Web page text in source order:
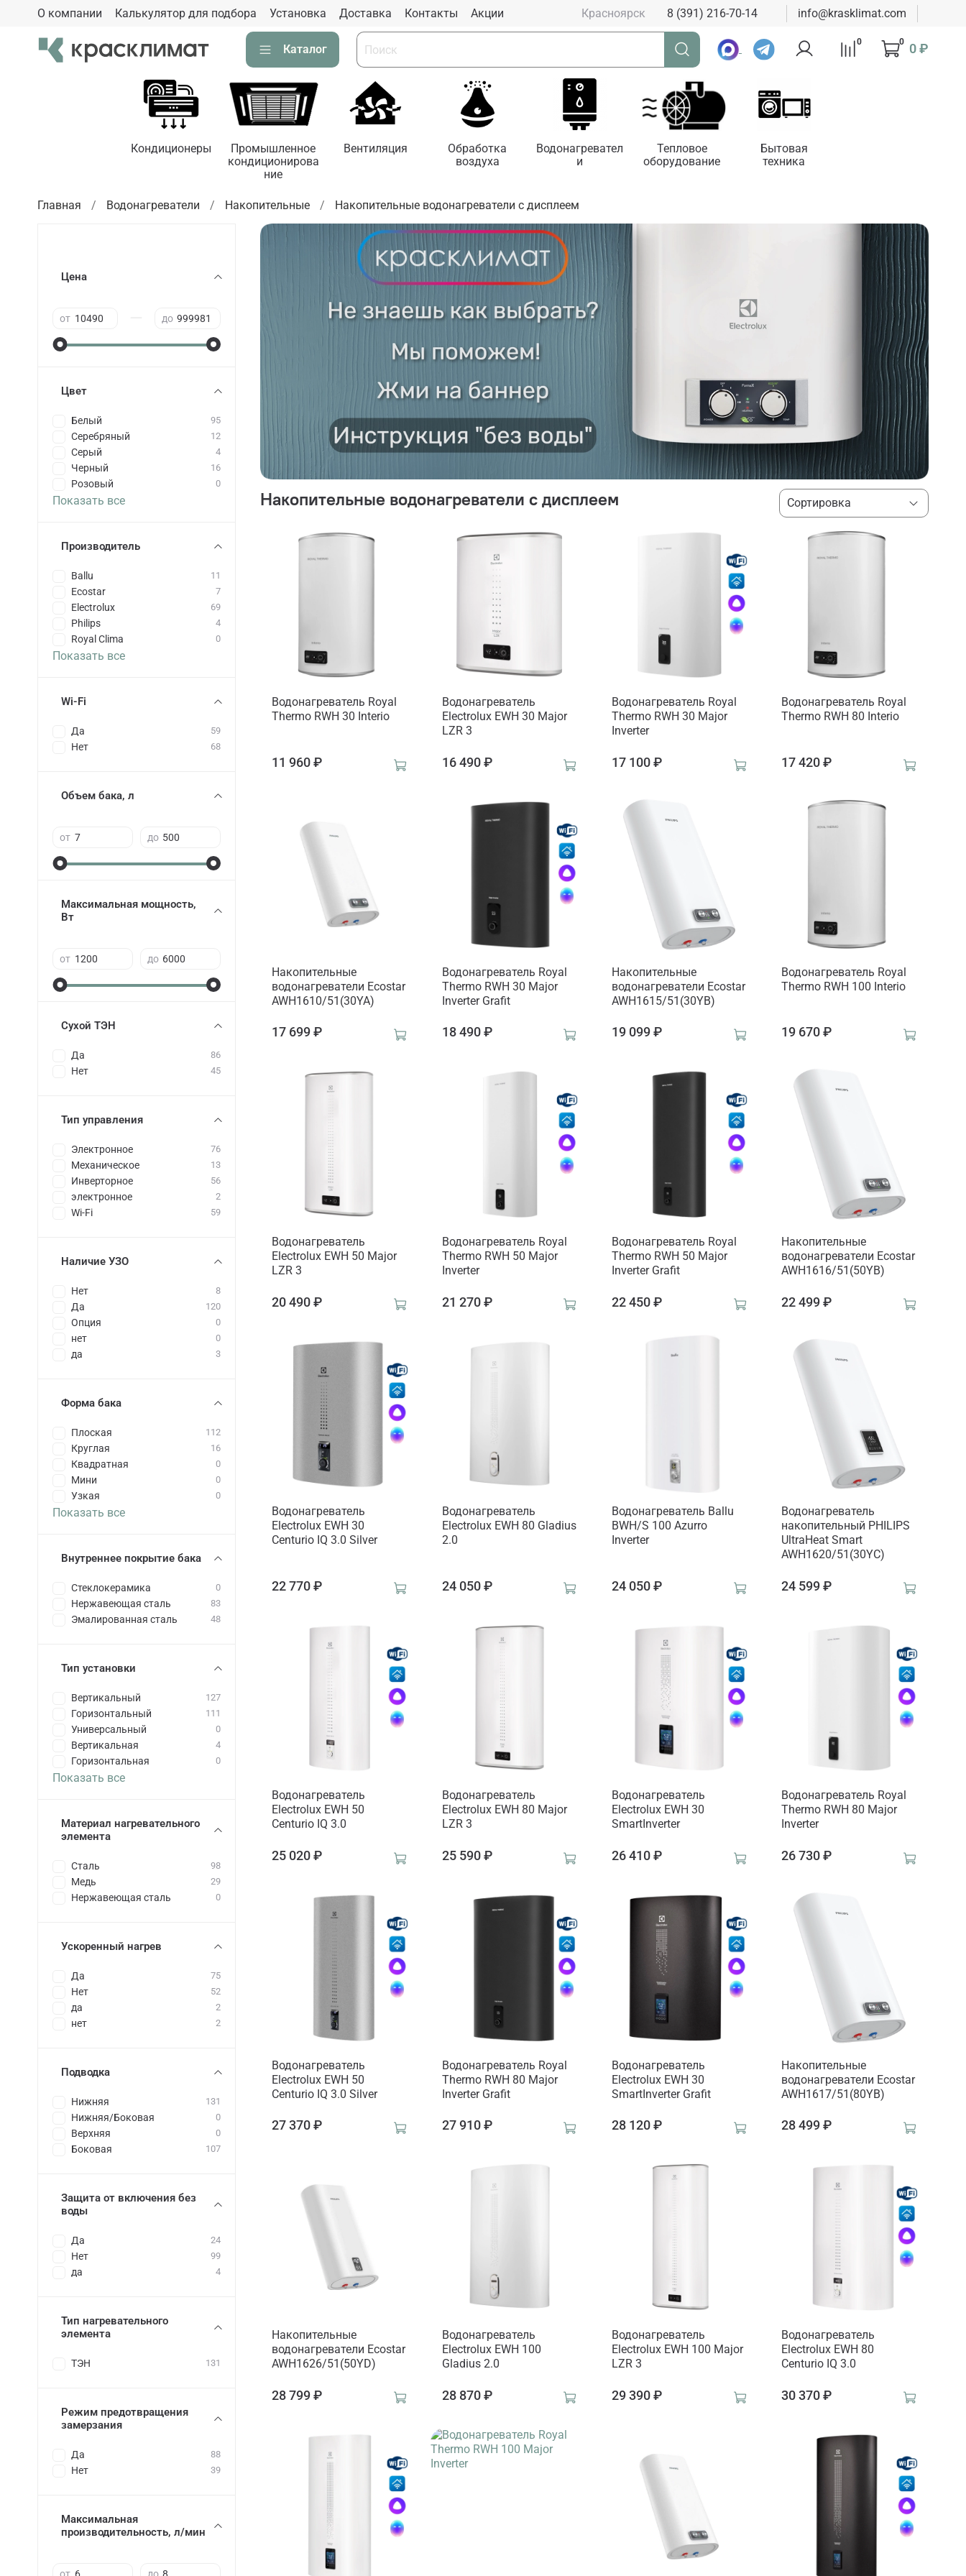
О компании Калькулятор для подбора Установка Доставка Контакты Aкции Красноярск 8 (391) 216-70-14 info@krasklimat.com
Каталог
0 0 0 ₽
Кондиционеры
Промышленное
кондиционирова
ние
Вентиляция
Обработка
воздуха
Водонагревател
и
Тепловое
оборудование
Бытовая
техника
Главная Водонагреватели Накопительные Накопительные водонагреватели с дисплеем
Накопительные водонагреватели с дисплеем
Водонагреватель Royal
Thermo RWH 30 Interio
11 960 ₽
Водонагреватель
Electrolux EWH 30 Major
LZR 3
16 490 ₽
Водонагреватель Royal
Thermo RWH 30 Major
Inverter
17 100 ₽
Водонагреватель Royal
Thermo RWH 80 Interio
17 420 ₽
Накопительные
водонагреватели Ecostar
AWH1610/51(30YA)
17 699 ₽
Водонагреватель Royal
Thermo RWH 30 Major
Inverter Grafit
18 490 ₽
Накопительные
водонагреватели Ecostar
AWH1615/51(30YB)
19 099 ₽
Водонагреватель Royal
Thermo RWH 100 Interio
19 670 ₽
Водонагреватель
Electrolux EWH 50 Major
LZR 3
20 490 ₽
Водонагреватель Royal
Thermo RWH 50 Major
Inverter
21 270 ₽
Водонагреватель Royal
Thermo RWH 50 Major
Inverter Grafit
22 450 ₽
Накопительные
водонагреватели Ecostar
AWH1616/51(50YB)
22 499 ₽
Водонагреватель
Electrolux EWH 30
Centurio IQ 3.0 Silver
22 770 ₽
Водонагреватель
Electrolux EWH 80 Gladius
2.0
24 050 ₽
Водонагреватель Ballu
BWH/S 100 Azurro
Inverter
24 050 ₽
Водонагреватель
накопительный PHILIPS
UltraHeat Smart
AWH1620/51(30YC)
24 599 ₽
Водонагреватель
Electrolux EWH 50
Centurio IQ 3.0
25 020 ₽
Водонагреватель
Electrolux EWH 80 Major
LZR 3
25 590 ₽
Водонагреватель
Electrolux EWH 30
SmartInverter
26 410 ₽
Водонагреватель Royal
Thermo RWH 80 Major
Inverter
26 730 ₽
Водонагреватель
Electrolux EWH 50
Centurio IQ 3.0 Silver
27 370 ₽
Водонагреватель Royal
Thermo RWH 80 Major
Inverter Grafit
27 910 ₽
Водонагреватель
Electrolux EWH 30
SmartInverter Grafit
28 120 ₽
Накопительные
водонагреватели Ecostar
AWH1617/51(80YB)
28 499 ₽
Накопительные
водонагреватели Ecostar
AWH1626/51(50YD)
28 799 ₽
Водонагреватель
Electrolux EWH 100
Gladius 2.0
28 870 ₽
Водонагреватель
Electrolux EWH 100 Major
LZR 3
29 390 ₽
Водонагреватель
Electrolux EWH 80
Centurio IQ 3.0
30 370 ₽
Цена
от до
Цвет
Белый 95
Серебряный 12
Серый 4
Черный 16
Розовый 0
Показать все
Производитель
Ballu 11
Ecostar 7
Electrolux 69
Philips 4
Royal Clima 0
Показать все
Wi-Fi
Да 59
Нет 68
Объем бака, л
от до
Максимальная мощность,
Вт
от до
Сухой ТЭН
Да 86
Нет 45
Тип управления
Электронное 76
Механическое 13
Инверторное 56
электронное 2
Wi-Fi 59
Наличие УЗО
Нет 8
Да 120
Опция 0
нет 0
да 3
Форма бака
Плоская 112
Круглая 16
Квадратная 0
Мини 0
Узкая 0
Показать все
Внутреннее покрытие бака
Стеклокерамика 0
Нержавеющая сталь 83
Эмалированная сталь 48
Тип установки
Вертикальный 127
Горизонтальный 111
Универсальный 0
Вертикальная 4
Горизонтальная 0
Показать все
Материал нагревательного
элемента
Сталь 98
Медь 29
Нержавеющая сталь 0
Ускоренный нагрев
Да 75
Нет 52
да 2
нет 2
Подводка
Нижняя 131
Нижняя/Боковая 0
Верхняя 0
Боковая 107
Защита от включения без
воды
Да 24
Нет 99
да 4
Тип нагревательного
элемента
ТЭН 131
Режим предотвращения
замерзания
Да 88
Нет 39
Максимальная
производительность, л/мин